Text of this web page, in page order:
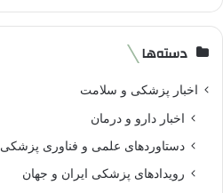
دسته‌ها
اخبار پزشکی و سلامت
اخبار دارو و درمان
دستاوردهای علمی و فناوری پزشکی
رویدادهای پزشکی ایران و جهان